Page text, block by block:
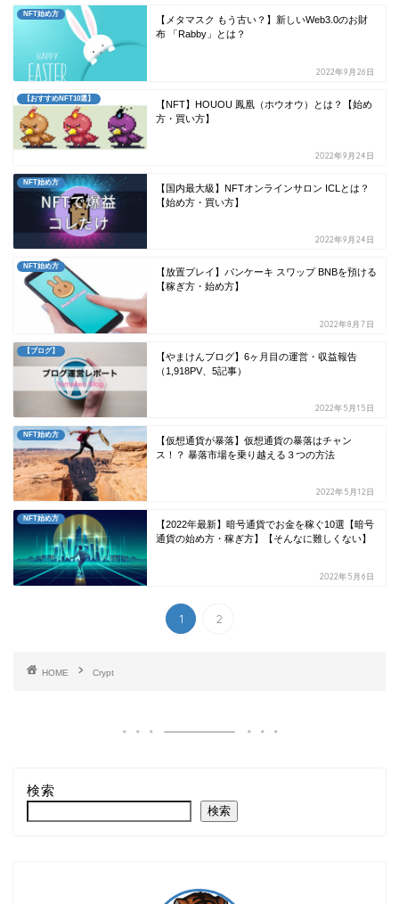
NFT始め方
【メタマスク もう古い？】新しいWeb3.0のお財
布 「Rabby」とは？
2022年9月26日
【おすすめNFT10選】
【NFT】HOUOU 鳳凰（ホウオウ）とは？【始め
方・買い方】
2022年9月24日
NFT始め方
【国内最大級】NFTオンラインサロン ICLとは？
【始め方・買い方】
2022年9月24日
NFT始め方
【放置プレイ】パンケーキ スワップ BNBを預ける
【稼ぎ方・始め方】
2022年8月7日
【ブログ】
【やまけんブログ】6ヶ月目の運営・収益報告
（1,918PV、5記事）
2022年5月15日
NFT始め方
【仮想通貨が暴落】仮想通貨の暴落はチャン
ス！？ 暴落市場を乗り越える３つの方法
2022年5月12日
NFT始め方
【2022年最新】暗号通貨でお金を稼ぐ10選【暗号
通貨の始め方・稼ぎ方】【そんなに難しくない】
2022年5月6日
1 2
HOME Crypt
検索
検索